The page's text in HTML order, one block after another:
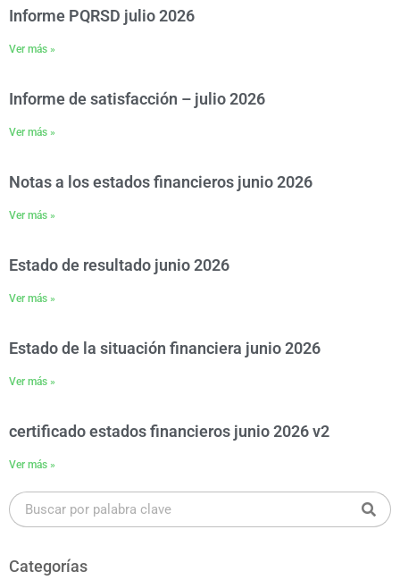
Informe PQRSD julio 2026
Ver más »
Informe de satisfacción – julio 2026
Ver más »
Notas a los estados financieros junio 2026
Ver más »
Estado de resultado junio 2026
Ver más »
Estado de la situación financiera junio 2026
Ver más »
certificado estados financieros junio 2026 v2
Ver más »
Categorías